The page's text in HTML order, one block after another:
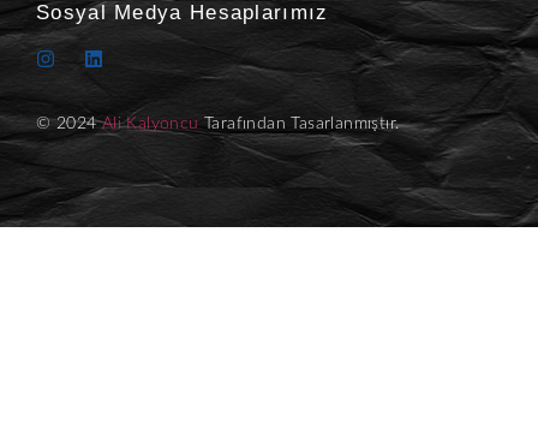
Sosyal Medya Hesaplarımız
© 2024Ali Kalyoncu Tarafından Tasarlanmıştır.